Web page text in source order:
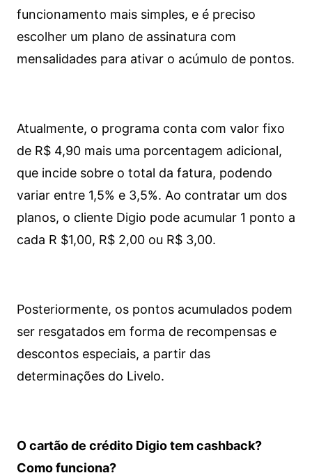
funcionamento mais simples, e é preciso
escolher um plano de assinatura com
mensalidades para ativar o acúmulo de pontos.
Atualmente, o programa conta com valor fixo
de R$ 4,90 mais uma porcentagem adicional,
que incide sobre o total da fatura, podendo
variar entre 1,5% e 3,5%. Ao contratar um dos
planos, o cliente Digio pode acumular 1 ponto a
cada R $1,00, R$ 2,00 ou R$ 3,00.
Posteriormente, os pontos acumulados podem
ser resgatados em forma de recompensas e
descontos especiais, a partir das
determinações do Livelo.
O cartão de crédito Digio tem cashback?
Como funciona?